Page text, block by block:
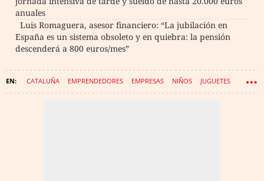
anuales
Luis Romaguera, asesor financiero: “La jubilación en
España es un sistema obsoleto y en quiebra: la pensión
descenderá a 800 euros/mes”
CATALUÑA EMPRENDEDORES EMPRESAS NIÑOS JUGUETES